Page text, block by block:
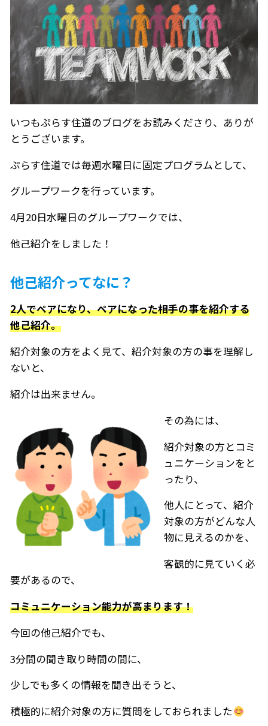
いつもぷらす住道のブログをお読みくださり、ありが
とうございます。
ぷらす住道では毎週水曜日に固定プログラムとして、
グループワークを行っています。
4月20日水曜日のグループワークでは、
他己紹介をしました！
他己紹介ってなに？
2人でペアになり、ペアになった相手の事を紹介する
他己紹介。
紹介対象の方をよく見て、紹介対象の方の事を理解し
ないと、
紹介は出来ません。
その為には、
紹介対象の方とコミ
ュニケーションをと
ったり、
他人にとって、紹介
対象の方がどんな人
物に見えるのかを、
客観的に見ていく必
要があるので、
コミュニケーション能力が高まります！
今回の他己紹介でも、
3分間の聞き取り時間の間に、
少しでも多くの情報を聞き出そうと、
積極的に紹介対象の方に質問をしておられました